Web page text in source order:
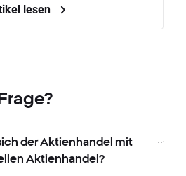
lesen
der Aktienhandel mit
Aktienhandel?